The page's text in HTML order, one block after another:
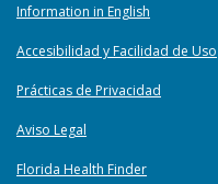
Information in English
Accesibilidad y Facilidad de Uso
Prácticas de Privacidad
Aviso Legal
Florida Health Finder